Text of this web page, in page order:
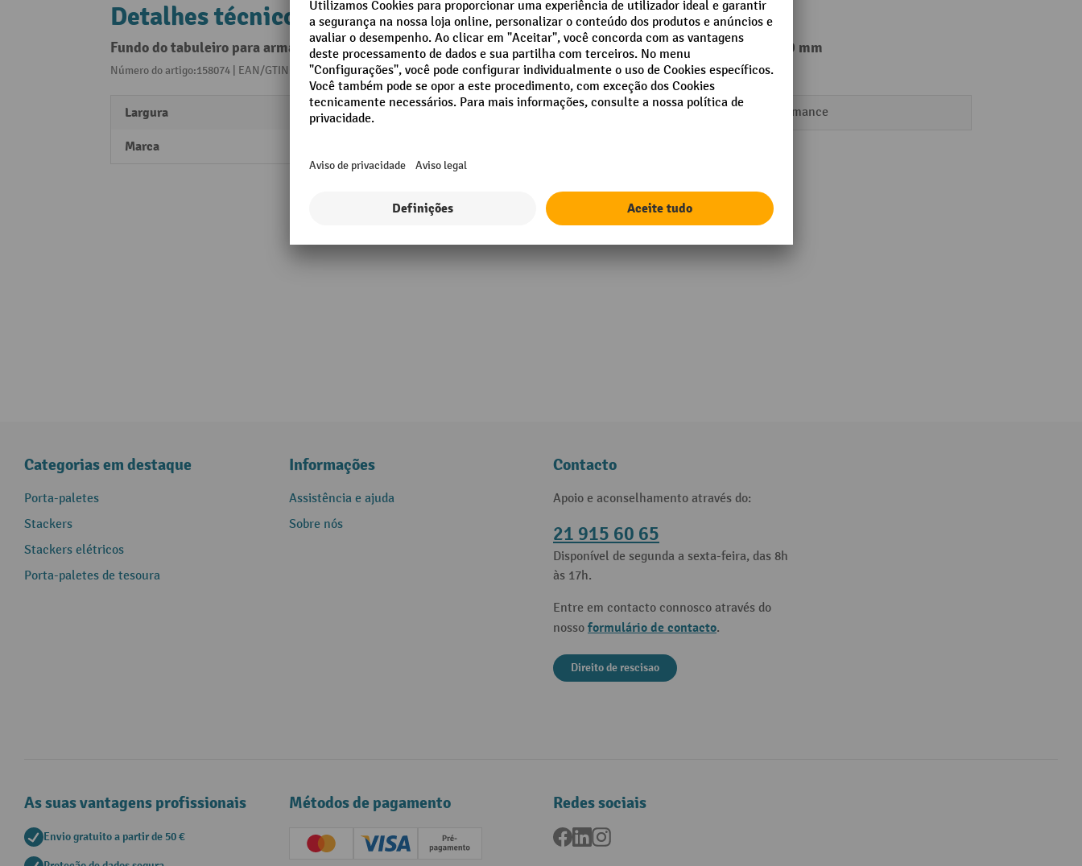
Detalhes técnicos
Fundo do tabuleiro para armário para produtos químicos e armário para substâncias perigosas, LxP 500 x 500 mm
Número do artigo:158074 | EAN/GTIN:4055091095042Da categoria: Acessórios para armários de materiais perigosos
Largura 500 mm
Marca
Segmento Performance
Categorias em destaque
Porta-paletes
Stackers
Stackers elétricos
Porta-paletes de tesoura
Informações
Assistência e ajuda
Sobre nós
Contacto
Apoio e aconselhamento através do:
21 915 60 65
Disponível de segunda a sexta-feira, das 8h
às 17h.
Entre em contacto connosco através do
nosso formulário de contacto.
Direito de rescisao
As suas vantagens profissionais
Envio gratuito a partir de 50 €
Métodos de pagamento
Creditcard (Master)Creditcard (Visa)Pré-pagamento
Redes sociais
Facebook
LinkedInInstagram